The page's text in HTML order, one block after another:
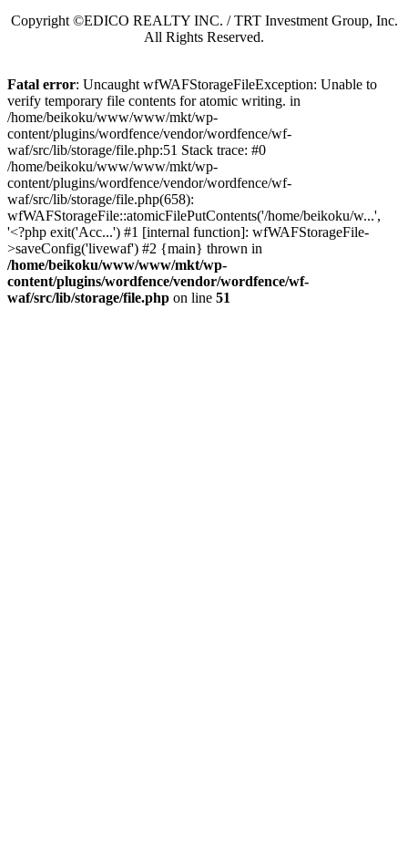
Copyright ©EDICO REALTY INC. / TRT Investment Group, Inc.
All Rights Reserved.
Fatal error: Uncaught wfWAFStorageFileException: Unable to
verify temporary file contents for atomic writing. in
/home/beikoku/www/www/mkt/wp-
content/plugins/wordfence/vendor/wordfence/wf-
waf/src/lib/storage/file.php:51 Stack trace: #0
/home/beikoku/www/www/mkt/wp-
content/plugins/wordfence/vendor/wordfence/wf-
waf/src/lib/storage/file.php(658):
wfWAFStorageFile::atomicFilePutContents('/home/beikoku/w...',
'<?php exit('Acc...') #1 [internal function]: wfWAFStorageFile-
>saveConfig('livewaf') #2 {main} thrown in
/home/beikoku/www/www/mkt/wp-
content/plugins/wordfence/vendor/wordfence/wf-
waf/src/lib/storage/file.php on line 51